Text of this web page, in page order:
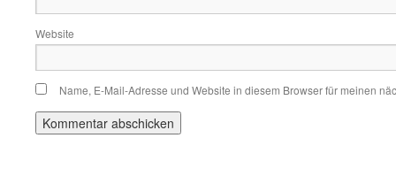
Website
Name, E-Mail-Adresse und Website in diesem Browser für meinen